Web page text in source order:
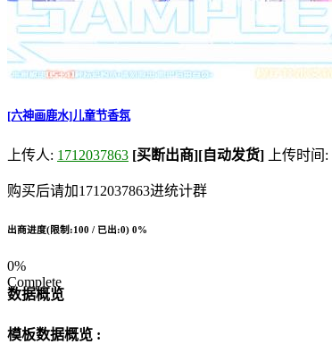
[六神画鹿水]儿童节香氛
上传人: 1712037863 [买断出商][自动发货] 上传时间:
购买后请加1712037863进统计群
出商进度(限制:100 / 已出:0) 0%
0%
Complete
数据概览
模板数据概览 :